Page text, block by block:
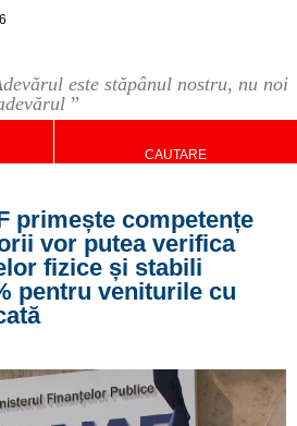
este stăpânul nostru, nu noi
”
CAUTARE
primește competențe
vor putea verifica
fizice și stabili
pentru veniturile cu